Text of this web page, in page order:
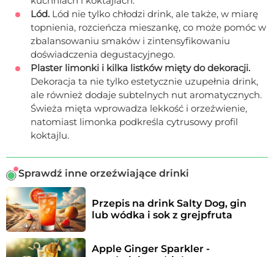
Lód. Lód nie tylko chłodzi drink, ale także, w miarę
topnienia, rozcieńcza mieszankę, co może pomóc w
zbalansowaniu smaków i zintensyfikowaniu
doświadczenia degustacyjnego.
Plaster limonki i kilka listków mięty do dekoracji.
Dekoracja ta nie tylko estetycznie uzupełnia drink,
ale również dodaje subtelnych nut aromatycznych.
Świeża mięta wprowadza lekkość i orzeźwienie,
natomiast limonka podkreśla cytrusowy profil
koktajlu.
Sprawdź inne orzeźwiające drinki
Przepis na drink Salty Dog, gin
lub wódka i sok z grejpfruta
Apple Ginger Sparkler -